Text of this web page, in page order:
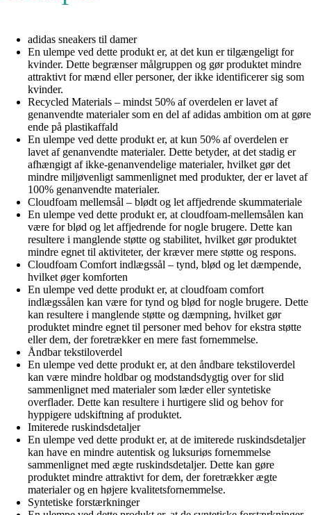
adidas sneakers til damer
En ulempe ved dette produkt er, at det kun er tilgængeligt for
kvinder. Dette begrænser målgruppen og gør produktet mindre
attraktivt for mænd eller personer, der ikke identificerer sig som
kvinder.
Recycled Materials – mindst 50% af overdelen er lavet af
genanvendte materialer som en del af adidas ambition om at gøre
ende på plastikaffald
En ulempe ved dette produkt er, at kun 50% af overdelen er
lavet af genanvendte materialer. Dette betyder, at det stadig er
afhængigt af ikke-genanvendelige materialer, hvilket gør det
mindre miljøvenligt sammenlignet med produkter, der er lavet af
100% genanvendte materialer.
Cloudfoam mellemsål – blødt og let affjedrende skummateriale
En ulempe ved dette produkt er, at cloudfoam-mellemsålen kan
være for blød og let affjedrende for nogle brugere. Dette kan
resultere i manglende støtte og stabilitet, hvilket gør produktet
mindre egnet til aktiviteter, der kræver mere støtte og respons.
Cloudfoam Comfort indlægssål – tynd, blød og let dæmpende,
hvilket øger komforten
En ulempe ved dette produkt er, at cloudfoam comfort
indlægssålen kan være for tynd og blød for nogle brugere. Dette
kan resultere i manglende støtte og dæmpning, hvilket gør
produktet mindre egnet til personer med behov for ekstra støtte
eller dem, der foretrækker en mere fast fornemmelse.
Åndbar tekstiloverdel
En ulempe ved dette produkt er, at den åndbare tekstiloverdel
kan være mindre holdbar og modstandsdygtig over for slid
sammenlignet med materialer som læder eller syntetiske
overflader. Dette kan resultere i hurtigere slid og behov for
hyppigere udskiftning af produktet.
Imiterede ruskindsdetaljer
En ulempe ved dette produkt er, at de imiterede ruskindsdetaljer
kan have en mindre autentisk og luksuriøs fornemmelse
sammenlignet med ægte ruskindsdetaljer. Dette kan gøre
produktet mindre attraktivt for dem, der foretrækker ægte
materialer og en højere kvalitetsfornemmelse.
Syntetiske forstærkninger